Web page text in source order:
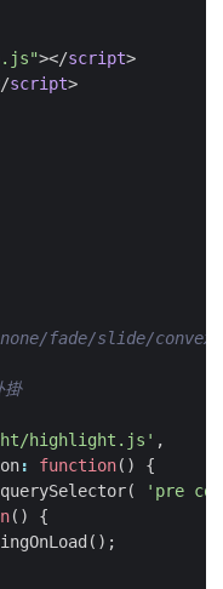
></script>
script>
highlight.js' ,
: function()
{
querySelector(
'pre
()
{
();